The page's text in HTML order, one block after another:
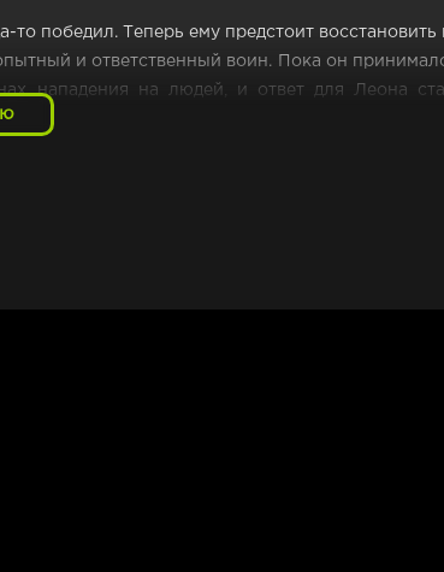
то победил. Теперь ему предстоит
и ответственный воин. Пока он
нападения на людей, и ответ для Леона
неожиданностей, ведь теперь он будет